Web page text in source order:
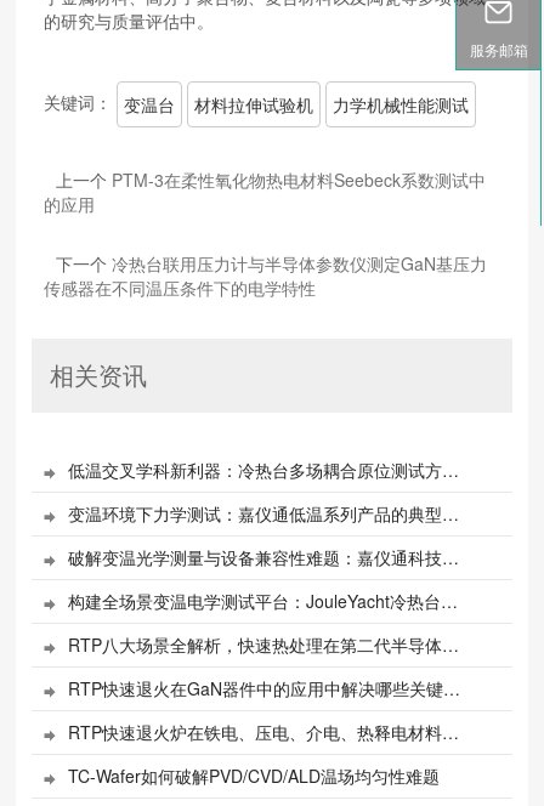
的研究与质量评估中。
关键词： 变温台 材料拉伸试验机 力学机械性能测试
上一个 PTM-3在柔性氧化物热电材料Seebeck系数测试中
的应用
下一个 ‌冷热台联用压力计与半导体参数仪测定GaN基压力
传感器在不同温压条件下的电学特性
相关资讯
 低温交叉学科新利器：冷热台多场耦合原位测试方案全解析
 变温环境下力学测试：嘉仪通低温系列产品的典型应用案例
 破解变温光学测量与设备兼容性难题：嘉仪通科技冷热台、探针台、液氮低温恒温器
 构建全场景变温电学测试平台：JouleYacht冷热台、探针台、液氮低温恒温器
 RTP八大场景全解析，快速热处理在第二代半导体中的应用！
 RTP快速退火在GaN器件中的应用中解决哪些关键问题？
 RTP快速退火炉在铁电、压电、介电、热释电材料中的关键作用与工艺优势
 TC-Wafer如何破解PVD/CVD/ALD温场均匀性难题
服务邮箱